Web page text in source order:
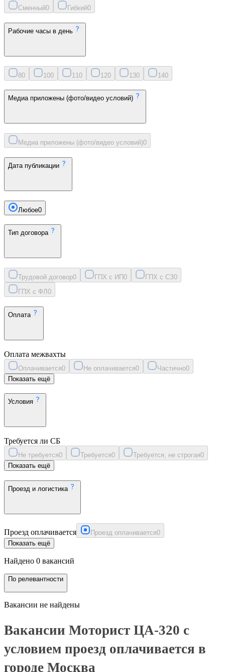
Сменный0 Гибкий0
Рабочие часы в день
80 100 11 0 120 130 140
Медиа приложены (фото/видео условий)
Медиа приложены (фото/видео условий)0
Дата публикации
Любое0
Тип договора
Трудовой договор0 ГПХ с ИП0 ГПХ с СЗ0
ГПХ с ФЛ 0
Оплата
Оплата межвахты
Оплачивается0 Не оплачивается0 Частично0
Показать ещё
Условия
Требуется ли СБ
Не требуется0 Требуется0 Требуется, не строгая0
Показать ещё
Проезд и логистика
Проезд оплачивается Проезд оплачивается0
Показать ещё
Найдено 0 вакансий
По релевантности
Вакансии не найдены
Вакансии Моторист ЦА-320 с
условием проезд оплачивается в
городе Москва